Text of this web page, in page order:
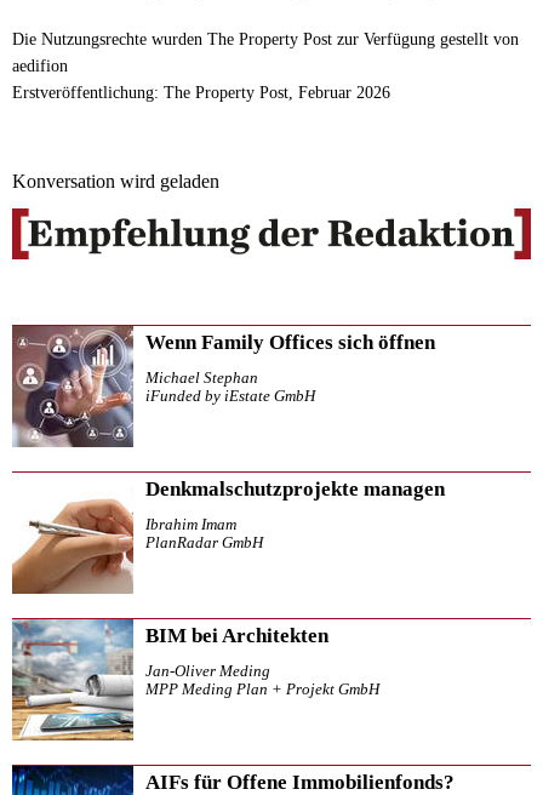
Die Nutzungsrechte wurden The Property Post zur Verfügung gestellt von
aedifion
Erstveröffentlichung: The Property Post, Februar 2026
Konversation wird geladen
Wenn Family Offices sich öffnen
Michael Stephan
iFunded by iEstate GmbH
Denkmalschutzprojekte managen
Ibrahim Imam
PlanRadar GmbH
BIM bei Architekten
Jan-Oliver Meding
MPP Meding Plan + Projekt GmbH
AIFs für Offene Immobilienfonds?